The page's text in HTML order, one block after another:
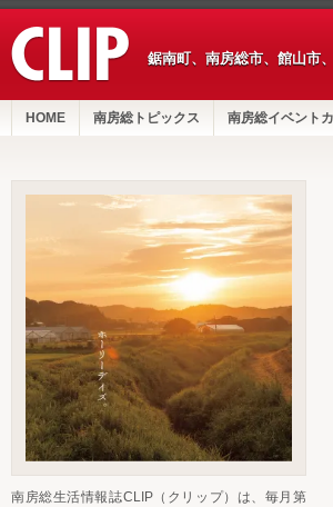
鋸南町、南房総市、館山市
HOME 南房総トピックス 南房総イベント
南房総生活情報誌CLIP（クリップ）は、毎月第